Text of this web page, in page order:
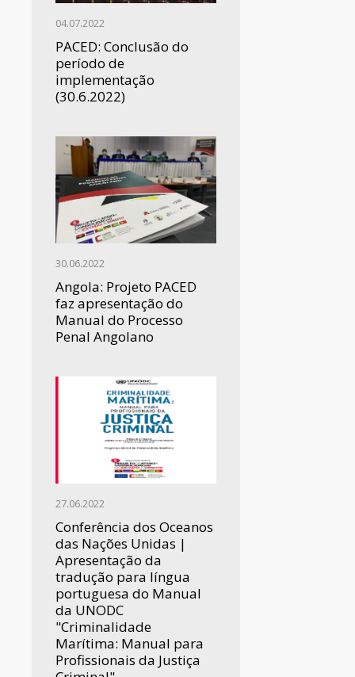
04.07.2022
PACED: Conclusão do
período de
implementação
(30.6.2022)
30.06.2022
Angola: Projeto PACED
faz apresentação do
Manual do Processo
Penal Angolano
27.06.2022
Conferência dos Oceanos
das Nações Unidas |
Apresentação da
tradução para língua
portuguesa do Manual
da UNODC
"Criminalidade
Marítima: Manual para
Profissionais da Justiça